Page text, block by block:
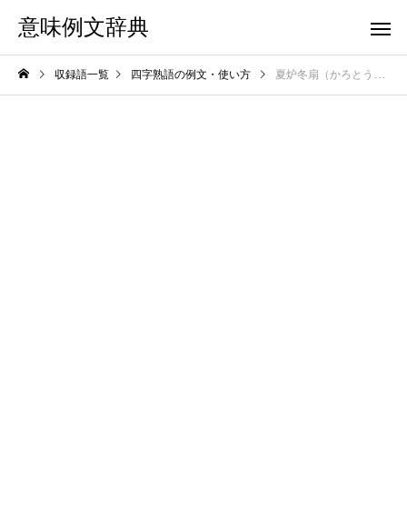
意味例文辞典
収録語一覧 四字熟語の例文・使い方 夏炉冬扇（かろとうせん）